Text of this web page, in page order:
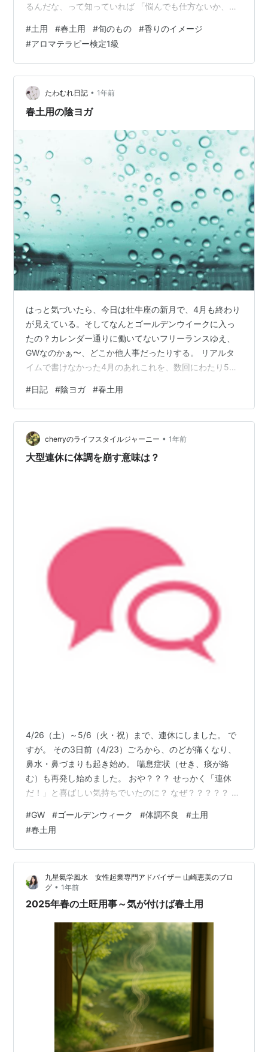
るんだな、って知っていれば 「悩んでも仕方ないか、ち
う」とか 「ゆったり過ごそう」とか 自分におおらかに、
やさしくなれるような気がしませんか？ 自分に優しくで
きれば、ひとにもすこーし、やさしくできる気がしま
す。 ちょうど新学期が始まってからGWの時期。 新しい
環境、生活リズムの変化に加えて、春から夏にかけて急
に紫外線も強く暑くなるころです。…
#土用 #春土用 #旬のもの #香りのイメージ
#アロマテラピー検定1級
たわむれ日記 • 1年前
春土用の陰ヨガ
はっと気づいたら、今日は牡牛座の新月で、4月も終わり
が見えている。そしてなんとゴールデンウイークに入っ
たの？カレンダー通りに働いてないフリーランスゆえ、
GWなのかぁ〜、どこか他人事だったりする。 リアルタ
イムで書けなかった4月のあれこれを、数回にわたり5月
へ。去年からほぼ定番化した、月に一度の陰ヨガ。N先生
の陰ヨガはスタジオ休館日でなければ毎週あるのだけ
ど、ちと遠いので毎週は通えない。月に１・２回行くペ
ースになっている。 お隣の方と程良いスペースを保てる
状態で、ほぼ満員。平日の午後２時40分からという中途
#日記 #陰ヨガ #春土用
cherryのライフスタイルジャーニー • 1年前
大型連休に体調を崩す意味は？
4/26（土）～5/6（火・祝）まで、連休にしました。 で
すが。 その3日前（4/23）ごろから、のどが痛くなり、
鼻水・鼻づまりも起き始め。 喘息症状（せき、痰が絡
む）も再発し始めました。 おや？？？ せっかく「連休
だ！」と喜ばしい気持ちでいたのに？ なぜ？？？？？ 思
熱）で倒れ。 低空飛行の状態で信念に突入し。 やっと、
もろもろの不定愁訴が落ち着いてきたかな？ なんて思っ
てたのに。 そうはいかないようです。 な
ぜ？？？？？？？ ふつうに考えますと、今は「春の土
用」の真っただ中です。 stand.fm 季節の変わり目です。
調子に乗ってブイブ…
#GW #ゴールデンウィーク #体調不良 #土用
#春土用
九星氣学風水 女性起業専門アドバイザー 山崎恵美のブロ
グ • 1年前
2025年春の土旺用事～気が付けば春土用